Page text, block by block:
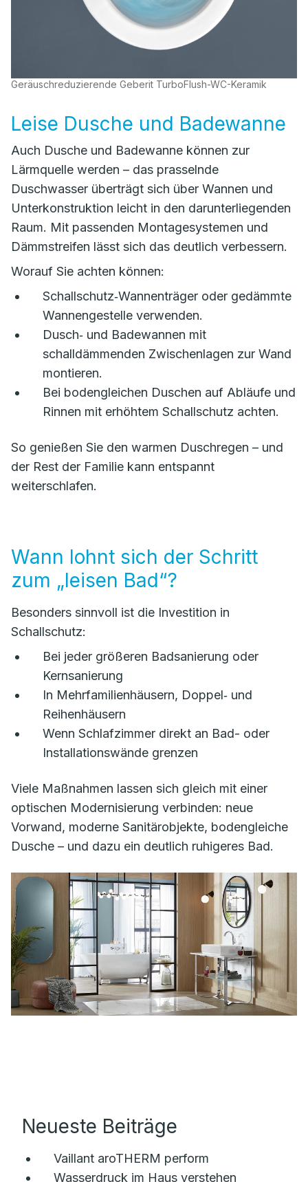
Geräuschreduzierende Geberit TurboFlush-WC-Keramik
Leise Dusche und Badewanne
Auch Dusche und Badewanne können zur
Lärmquelle werden – das prasselnde
Duschwasser überträgt sich über Wannen und
Unterkonstruktion leicht in den darunterliegenden
Raum. Mit passenden Montagesystemen und
Dämmstreifen lässt sich das deutlich verbessern.
Worauf Sie achten können:
Schallschutz‑Wannenträger oder gedämmte
Wannengestelle verwenden.
Dusch‑ und Badewannen mit
schalldämmenden Zwischenlagen zur Wand
montieren.
Bei bodengleichen Duschen auf Abläufe und
Rinnen mit erhöhtem Schallschutz achten.
So genießen Sie den warmen Duschregen – und
der Rest der Familie kann entspannt
weiterschlafen.
Wann lohnt sich der Schritt
zum „leisen Bad“?
Besonders sinnvoll ist die Investition in
Schallschutz:
Bei jeder größeren Badsanierung oder
Kernsanierung
In Mehrfamilienhäusern, Doppel‑ und
Reihenhäusern
Wenn Schlafzimmer direkt an Bad- oder
Installationswände grenzen
Viele Maßnahmen lassen sich gleich mit einer
optischen Modernisierung verbinden: neue
Vorwand, moderne Sanitärobjekte, bodengleiche
Dusche – und dazu ein deutlich ruhigeres Bad.
Neueste Beiträge
Vaillant aroTHERM perform
Wasserdruck im Haus verstehen